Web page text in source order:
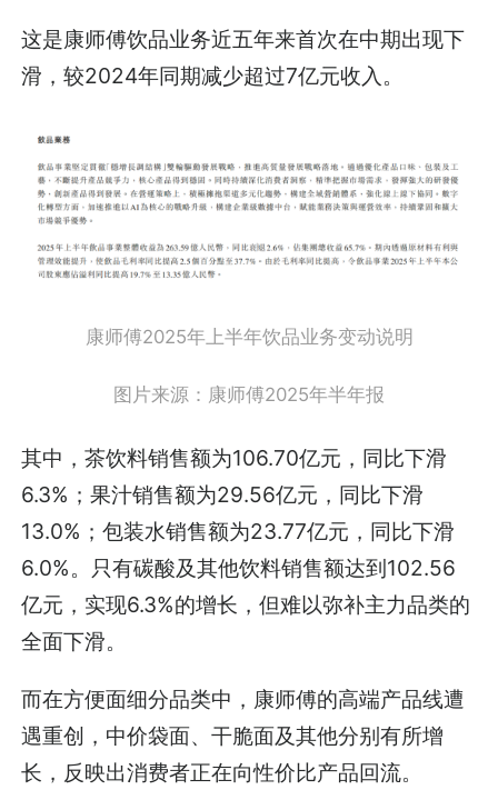
这是康师傅饮品业务近五年来首次在中期出现下
滑，较2024年同期减少超过7亿元收入。
康师傅2025年上半年饮品业务变动说明
图片来源：康师傅2025年半年报
其中，茶饮料销售额为106.70亿元，同比下滑
6.3%；果汁销售额为29.56亿元，同比下滑
13.0%；包装水销售额为23.77亿元，同比下滑
6.0%。只有碳酸及其他饮料销售额达到102.56
亿元，实现6.3%的增长，但难以弥补主力品类的
全面下滑。
而在方便面细分品类中，康师傅的高端产品线遭
遇重创，中价袋面、干脆面及其他分别有所增
长，反映出消费者正在向性价比产品回流。